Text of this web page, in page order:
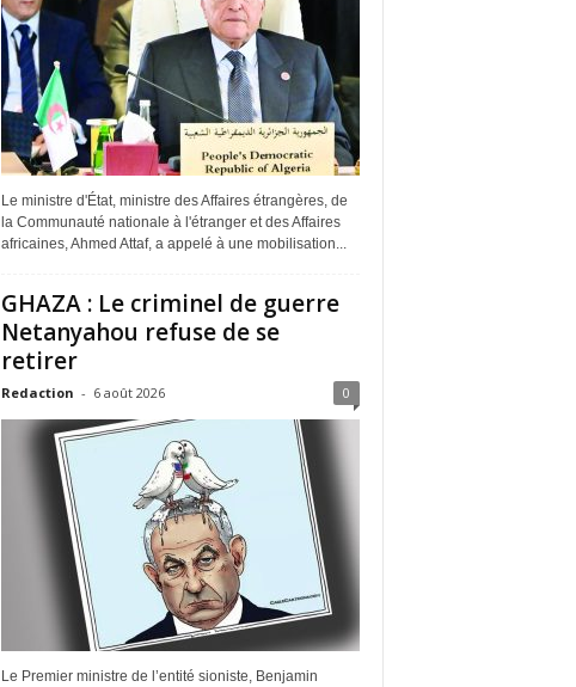
Le ministre d'État, ministre des Affaires étrangères, de
la Communauté nationale à l'étranger et des Affaires
africaines, Ahmed Attaf, a appelé à une mobilisation...
GHAZA : Le criminel de guerre
Netanyahou refuse de se
retirer
Redaction - 6 août 2026 0
Le Premier ministre de l’entité sioniste, Benjamin